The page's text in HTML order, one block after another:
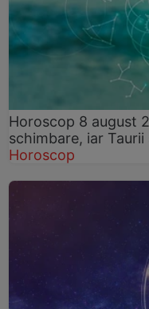
Horoscop 8 august
schimbare, iar
Horoscop